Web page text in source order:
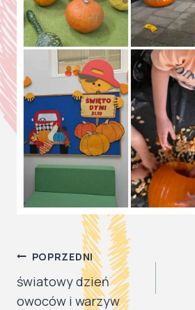
NAWIGACJA
WPISU
POPRZEDNI
światowy dzień
owoców i warzyw